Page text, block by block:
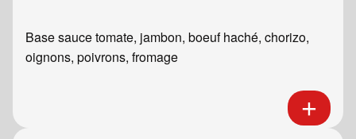
Base sauce tomate, jambon, boeuf haché, chorizo,
oignons, poivrons, fromage